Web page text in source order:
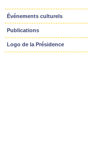
Événements culturels
Publications
Logo de la Présidence